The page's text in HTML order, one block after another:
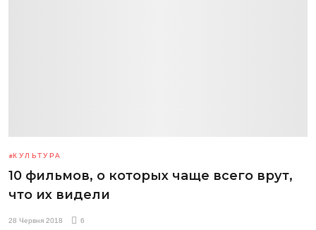
КУЛЬТУРА
10 фильмов, о которых чаще всего врут,
что их видели
28 Червня 2018 6